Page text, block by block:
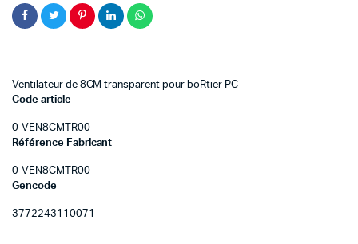
Ventilateur de 8CM transparent pour boRtier PC
Code article
0-VEN8CMTR00
Référence Fabricant
0-VEN8CMTR00
Gencode
3772243110071